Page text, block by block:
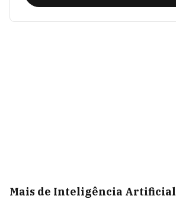
Mais de Inteligência Artificial